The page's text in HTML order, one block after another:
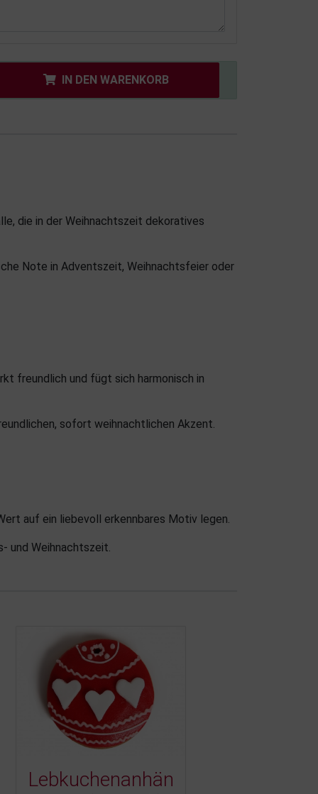
IN DEN WARENKORB
die in der Weihnachtszeit dekoratives
Note in Adventszeit, Weihnachtsfeier oder
freundlich und fügt sich harmonisch in
sofort weihnachtlichen Akzent.
auf ein liebevoll erkennbares Motiv legen.
und Weihnachtszeit.
Lebkuchenanhän